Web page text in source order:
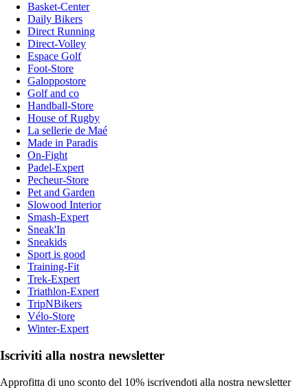
Basket-Center
Daily Bikers
Direct Running
Direct-Volley
Espace Golf
Foot-Store
Galoppostore
Golf and co
Handball-Store
House of Rugby
La sellerie de Maé
Made in Paradis
On-Fight
Padel-Expert
Pecheur-Store
Pet and Garden
Slowood Interior
Smash-Expert
Sneak'In
Sneakids
Sport is good
Training-Fit
Trek-Expert
Triathlon-Expert
TripNBikers
Vélo-Store
Winter-Expert
Iscriviti alla nostra newsletter
Approfitta di uno sconto del 10% iscrivendoti alla nostra newsletter